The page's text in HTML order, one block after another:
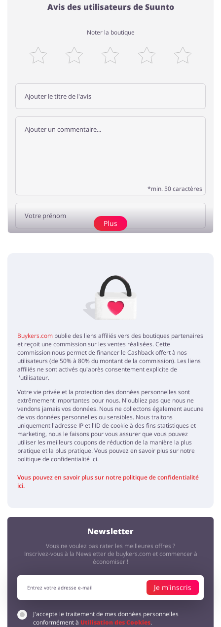
Avis des utilisateurs de Suunto
Noter la boutique
*min. 50 caractères
Pas d'éléments
Plus
Buykers.com publie des liens affiliés vers des boutiques partenaires
et reçoit une commission sur les ventes réalisées. Cette
commission nous permet de financer le Cashback offert à nos
utilisateurs (de 50% à 80% du montant de la commission). Les liens
affiliés ne sont activés qu'après consentement explicite de
l'utilisateur.
Votre vie privée et la protection des données personnelles sont
extrêmement importantes pour nous. N'oubliez pas que nous ne
vendons jamais vos données. Nous ne collectons également aucune
de vos données personnelles ou sensibles. Nous traitons
uniquement l'adresse IP et l'ID de cookie à des fins statistiques et
marketing, nous le faisons pour vous assurer que vous pouvez
utiliser les meilleurs coupons de réduction de la manière la plus
pratique et la plus pratique. Vous pouvez en savoir plus sur notre
politique de confidentialité ici.
Vous pouvez en savoir plus sur notre politique de confidentialité
ici.
Newsletter
Vous ne voulez pas rater les meilleures offres ?
Inscrivez-vous à la Newsletter de buykers.com et commencer à
économiser !
Je m'inscris
J'accepte le traitement de mes données personnelles
conformément à Utilisation des Cookies.